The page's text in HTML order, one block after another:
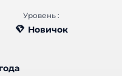
Уровень :
Новичок